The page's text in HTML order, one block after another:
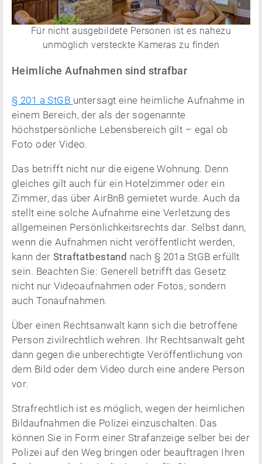
Für nicht ausgebildete Personen ist es nahezu
unmöglich versteckte Kameras zu finden
Heimliche Aufnahmen sind strafbar
§ 201 a StGB untersagt eine heimliche Aufnahme in
einem Bereich, der als der sogenannte
höchstpersönliche Lebensbereich gilt – egal ob
Foto oder Video.
Das betrifft nicht nur die eigene Wohnung. Denn
gleiches gilt auch für ein Hotelzimmer oder ein
Zimmer, das über AirBnB gemietet wurde. Auch da
stellt eine solche Aufnahme eine Verletzung des
allgemeinen Persönlichkeitsrechts dar. Selbst dann,
wenn die Aufnahmen nicht veröffentlicht werden,
kann der Straftatbestand nach § 201a StGB erfüllt
sein. Beachten Sie: Generell betrifft das Gesetz
nicht nur Videoaufnahmen oder Fotos, sondern
auch Tonaufnahmen.
Über einen Rechtsanwalt kann sich die betroffene
Person zivilrechtlich wehren. Ihr Rechtsanwalt geht
dann gegen die unberechtigte Veröffentlichung von
dem Bild oder dem Video durch eine andere Person
vor.
Strafrechtlich ist es möglich, wegen der heimlichen
Bildaufnahmen die Polizei einzuschalten. Das
können Sie in Form einer Strafanzeige selber bei der
Polizei auf den Weg bringen oder beauftragen Ihren